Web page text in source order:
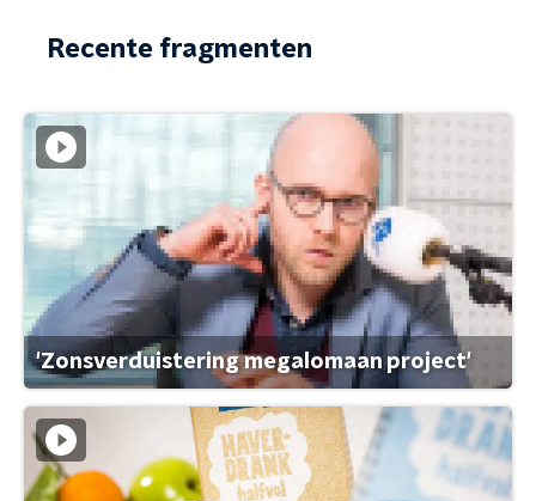
Recente fragmenten
'Zonsverduistering megalomaan project'